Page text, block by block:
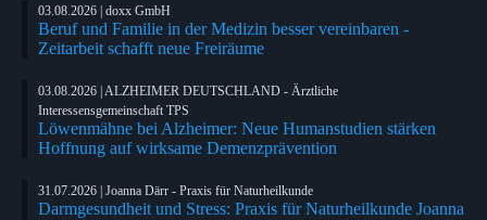
03.08.2026 | doxx GmbH
Beruf und Familie in der Medizin besser vereinbaren -
Zeitarbeit schafft neue Freiräume
03.08.2026 | ALZHEIMER DEUTSCHLAND - Ärztliche
Interessensgemeinschaft TPS
Löwenmähne bei Alzheimer: Neue Humanstudien stärken
Hoffnung auf wirksame Demenzprävention
31.07.2026 | Joanna Därr - Praxis für Naturheilkunde
Darmgesundheit und Stress: Praxis für Naturheilkunde Joanna